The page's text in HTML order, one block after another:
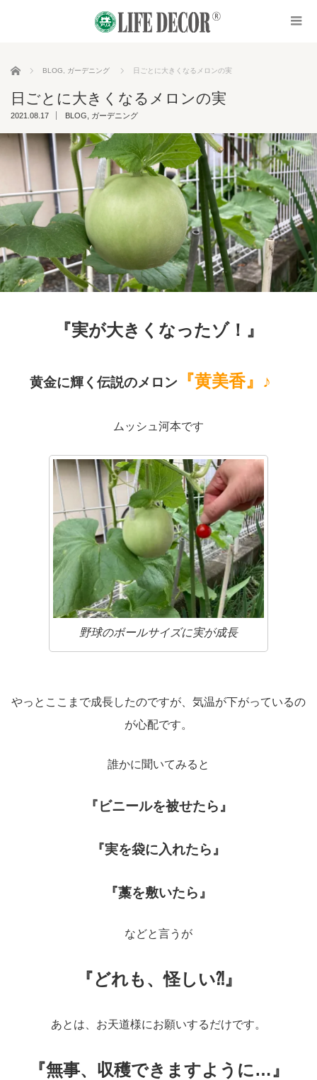
ホーム BLOG ガーデニング 日ごとに大きくなるメロンの実
日ごとに大きくなるメロンの実
2021.08.17 BLOG ガーデニング
『実が大きくなったゾ！』
黄金に輝く伝説のメロン 『黄美香』♪
ムッシュ河本です
野球のボールサイズに実が成長
やっとここまで成長したのですが、気温が下がっているの
が心配です。
誰かに聞いてみると
『ビニールを被せたら』
『実を袋に入れたら』
『藁を敷いたら』
などと言うが
『どれも、怪しい⁈』
あとは、お天道様にお願いするだけです。
『無事、収穫できますように…』